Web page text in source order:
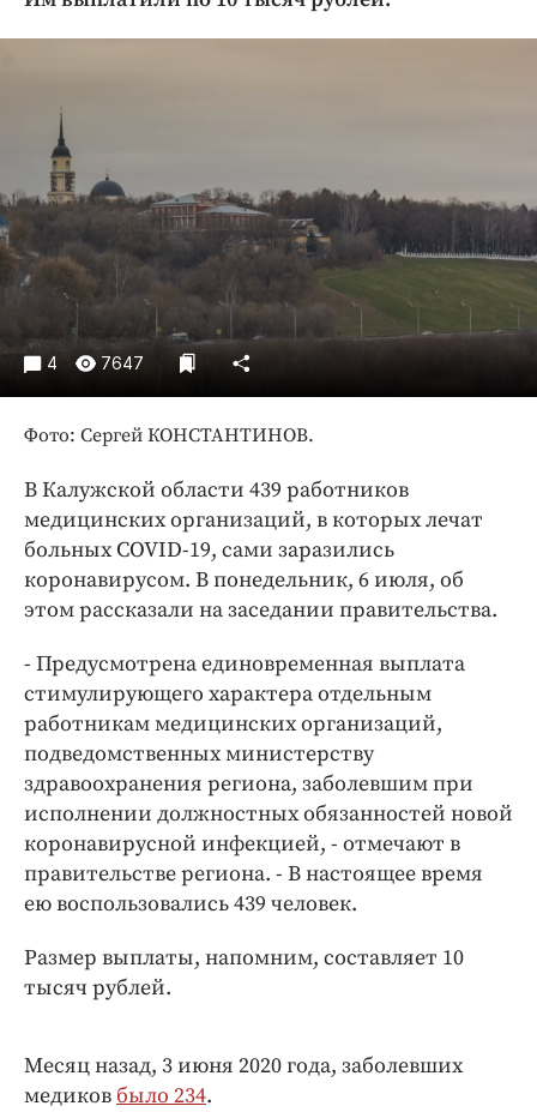
Погода
Праздники
Происшествия
Спорт
Экономика и бизнес
Блоги
Медиаперсона
Интересное чтиво
Клиника года
Бренд года
4 7647
Фото: Сергей КОНСТАНТИНОВ.
В Калужской области 439 работников
медицинских организаций, в которых лечат
больных COVID-19, сами заразились
коронавирусом. В понедельник, 6 июля, об
этом рассказали на заседании правительства.
- Предусмотрена единовременная выплата
стимулирующего характера отдельным
работникам медицинских организаций,
подведомственных министерству
здравоохранения региона, заболевшим при
исполнении должностных обязанностей новой
коронавирусной инфекцией, - отмечают в
правительстве региона. - В настоящее время
ею воспользовались 439 человек.
Размер выплаты, напомним, составляет 10
тысяч рублей.
Месяц назад, 3 июня 2020 года, заболевших
медиков было 234.